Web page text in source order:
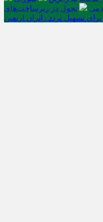
تحول در زیرساخت‌های
تسهیل تردد زائران اربعین